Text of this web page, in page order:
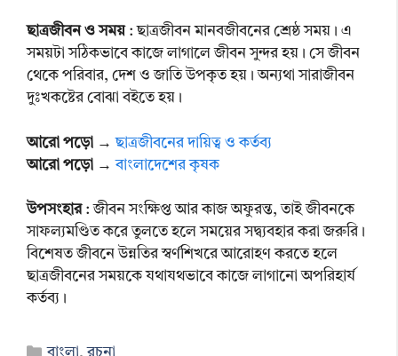
ছাত্রজীবন ও সময় : ছাত্রজীবন মানবজীবনের শ্রেষ্ঠ সময়। এ
সময়টা সঠিকভাবে কাজে লাগালে জীবন সুন্দর হয়। সে জীবন
থেকে পরিবার, দেশ ও জাতি উপকৃত হয়। অন্যথা সারাজীবন
দুঃখকষ্টের বোঝা বইতে হয়।
আরো পড়ো →ছাত্রজীবনের দায়িত্ব ও কর্তব্য
আরো পড়ো →বাংলাদেশের কৃষক
উপসংহার: জীবন সংক্ষিপ্ত আর কাজ অফুরন্ত, তাই জীবনকে
সাফল্যমণ্ডিত করে তুলতে হলে সময়ের সদ্ব্যবহার করা জরুরি।
বিশেষত জীবনে উন্নতির স্বর্ণশিখরে আরোহণ করতে হলে
ছাত্রজীবনের সময়কে যথাযথভাবে কাজে লাগানো অপরিহার্য
কর্তব্য।
Categories